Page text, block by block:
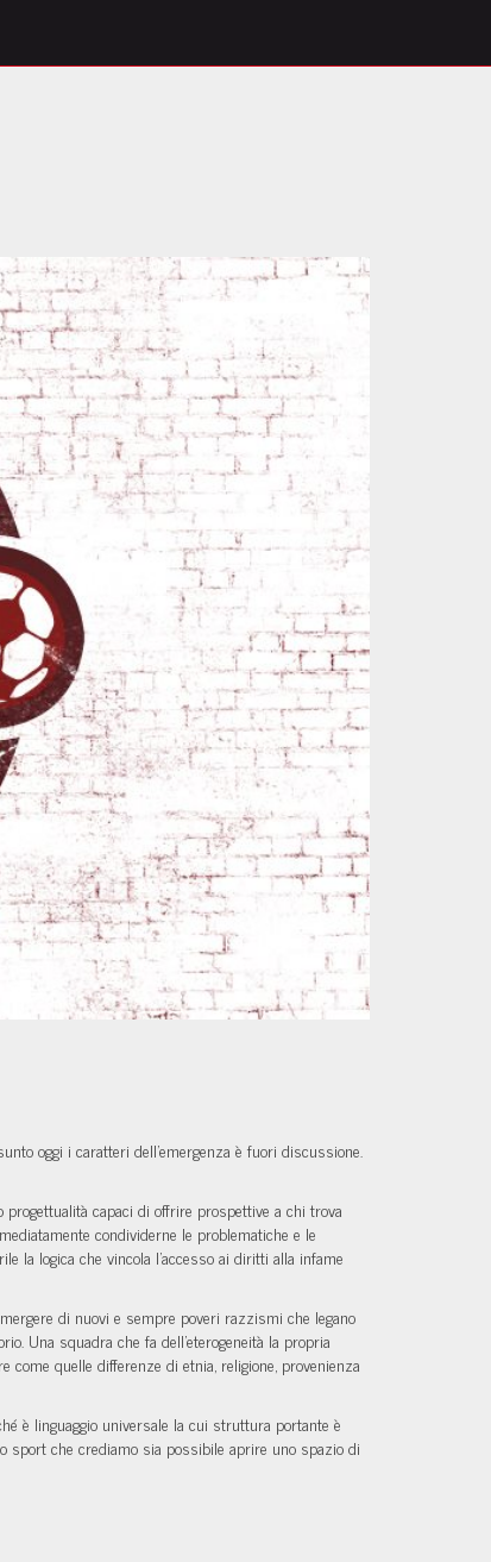
oggi i caratteri dell'emergenza è fuori discussione.
capaci di offrire prospettive a chi trova
condividerne le problematiche e le
la logica che vincola l'accesso ai diritti alla infame
di nuovi e sempre poveri razzismi che legano
Una squadra che fa dell'eterogeneità la propria
quelle differenze di etnia, religione, provenienza
è linguaggio universale la cui struttura portante è
sport che crediamo sia possibile aprire uno spazio di